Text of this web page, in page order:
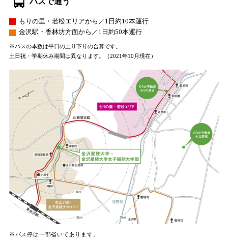
もりの里・若松エリアから／1日約10本運行
金沢駅・香林坊方面から／1日約50本運行
※バスの本数は平日の上り下りの合算です。
土日祝・学期休み期間は異なります。（2021年10月現在）
※バス停は一部省いてあります。